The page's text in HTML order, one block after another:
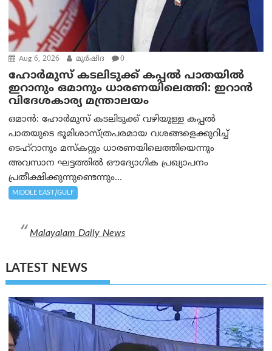
Aug 6, 2026 മുര്‍ഷിദ 0
ഹോർമുസ് കടലിടുക്ക് കപ്പൽ പാതയിൽ
ഇറാനും ഒമാനും ധാരണയിലെത്തി: ഇറാൻ
വിദേശകാര്യ മന്ത്രാലയം
ഒമാന്‍: ഹോർമുസ് കടലിടുക്ക് വഴിയുള്ള കപ്പൽ
പാതയുടെ ഭൂമിശാസ്ത്രപരമായ വശങ്ങളെക്കുറിച്ച്
ടെഹ്‌റാനും മസ്‌കറ്റും ധാരണയിലെത്തിയെന്നും
അവസാന ഘട്ടത്തിൽ ഔദ്യോഗിക പ്രഖ്യാപനം
പ്രതീക്ഷിക്കുന്നുണ്ടെന്നും...
MIDDLE EAST/GULF
Malayalam Daily News
LATEST NEWS